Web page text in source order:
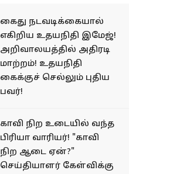
கைது நடவடிக்கையால்
எகிறிய உதயநிதி இமேஜ்!
அறிவாலயத்தில் அதிரடி
மாற்றம்! உதயநிதி
கைக்குச் செல்லும் புதிய
பவர்!
காவி நிற உடையில் வந்த
பிரியா வாரியர்! "காவி
நிற ஆடை ஏன்?"
செய்தியாளர் கேள்விக்கு